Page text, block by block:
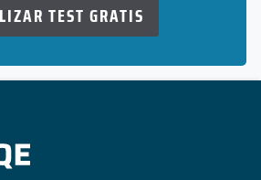
TEST GRATIS